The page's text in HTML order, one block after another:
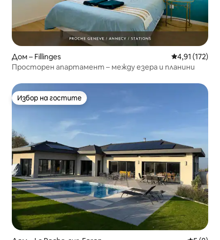
Дом – Fillinges Средна
4,91 (172)
Просторен апартамент – между езера и планини
Избор на гостите
Избор на гостите